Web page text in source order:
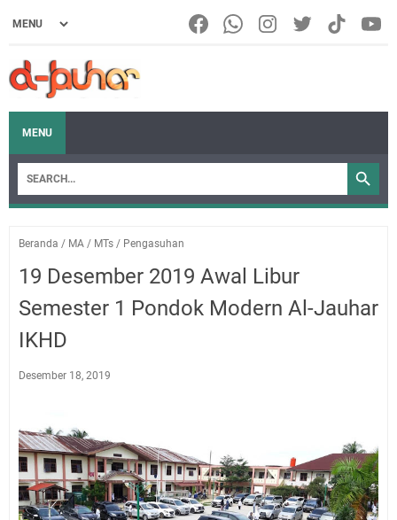
MENU
Beranda / MA / MTs / Pengasuhan
19 Desember 2019 Awal Libur
Semester 1 Pondok Modern Al-Jauhar
IKHD
Desember 18, 2019